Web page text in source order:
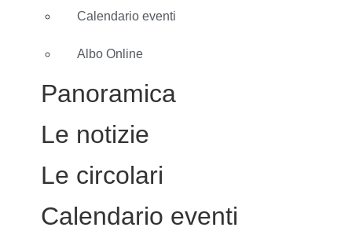
Calendario eventi
Albo Online
Panoramica
Le notizie
Le circolari
Calendario eventi